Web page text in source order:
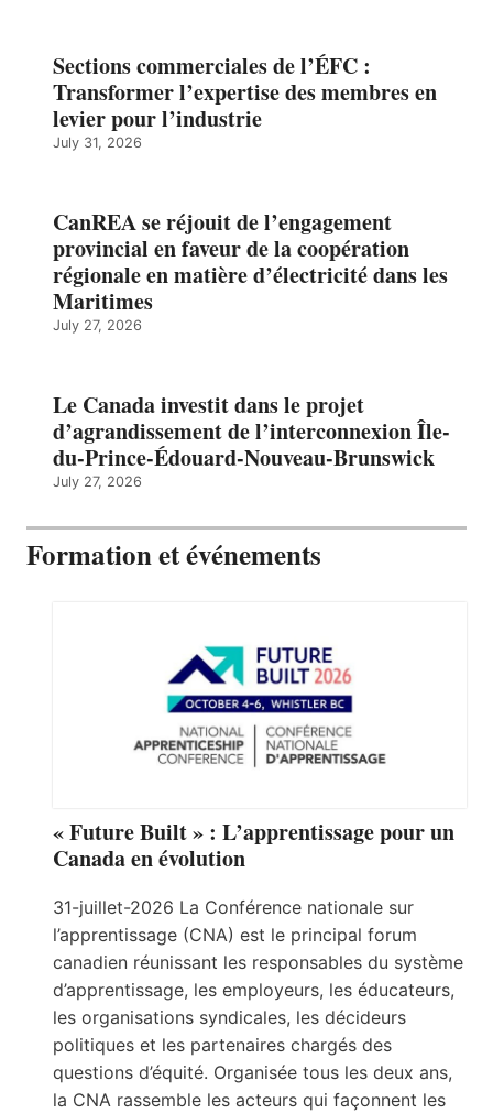
Sections commerciales de l’ÉFC :
Transformer l’expertise des membres en
levier pour l’industrie
July 31, 2026
CanREA se réjouit de l’engagement
provincial en faveur de la coopération
régionale en matière d’électricité dans les
Maritimes
July 27, 2026
Le Canada investit dans le projet
d’agrandissement de l’interconnexion Île-
du-Prince-Édouard-Nouveau-Brunswick
July 27, 2026
Formation et événements
« Future Built » : L’apprentissage pour un
Canada en évolution
31-juillet-2026 La Conférence nationale sur
l’apprentissage (CNA) est le principal forum
canadien réunissant les responsables du système
d’apprentissage, les employeurs, les éducateurs,
les organisations syndicales, les décideurs
politiques et les partenaires chargés des
questions d’équité. Organisée tous les deux ans,
la CNA rassemble les acteurs qui façonnent les